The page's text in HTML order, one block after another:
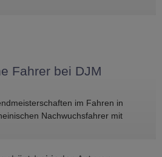
erfolgreich unterwegs. Bei
Fahrer bei DJM
im Fahren in
Nachwuchsfahrer mit
überzeugen. Frederik